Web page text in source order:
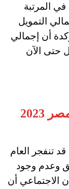
المرتبة
إجمالي التمويل
جنيه، مؤكدة أن إجمالي
حتى الآن
حقيقة وجود فقاعة عقارية في مصر 2023
تنفجر العام
وعدم وجود
الاجتماعي أن